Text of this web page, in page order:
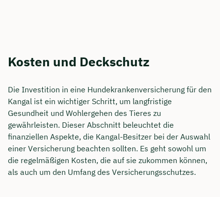
Kosten und Deckschutz
Die Investition in eine Hundekrankenversicherung für den
Kangal ist ein wichtiger Schritt, um langfristige
Gesundheit und Wohlergehen des Tieres zu
gewährleisten. Dieser Abschnitt beleuchtet die
finanziellen Aspekte, die Kangal-Besitzer bei der Auswahl
einer Versicherung beachten sollten. Es geht sowohl um
die regelmäßigen Kosten, die auf sie zukommen können,
als auch um den Umfang des Versicherungsschutzes.